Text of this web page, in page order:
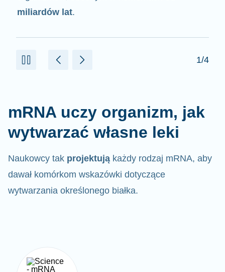
wytwarzać własne leki
Naukowcy tak
dawał komórkom wskazówki dotyczące
wytwarzania określonego białka.